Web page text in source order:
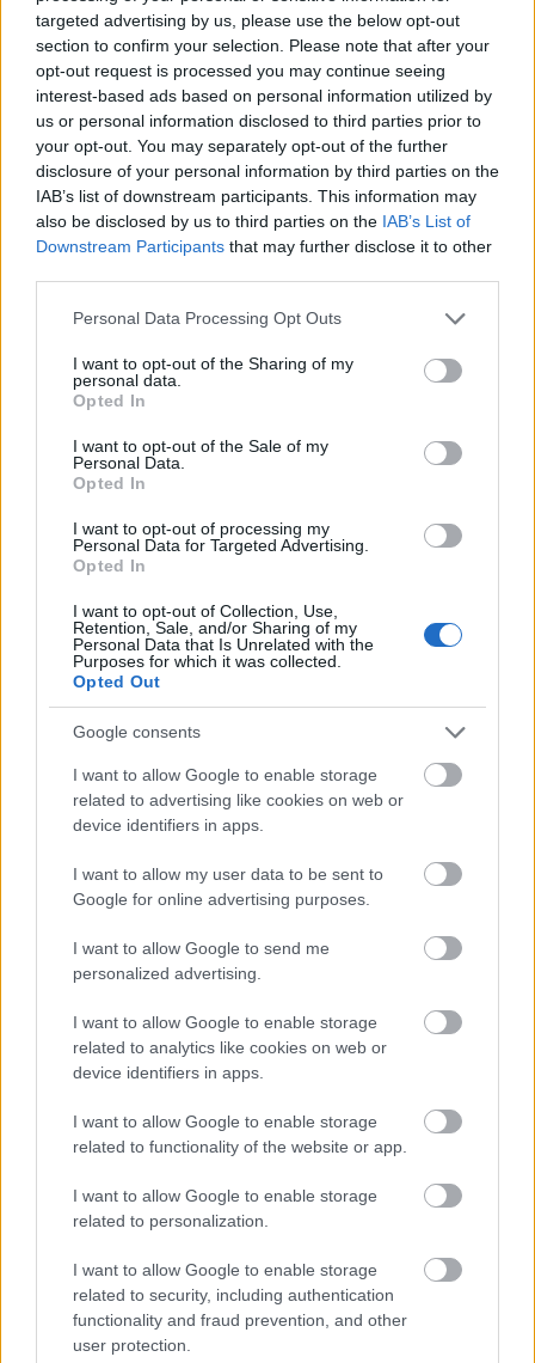
targeted advertising by us, please use the below opt-out
section to confirm your selection. Please note that after your
opt-out request is processed you may continue seeing
interest-based ads based on personal information utilized by
us or personal information disclosed to third parties prior to
your opt-out. You may separately opt-out of the further
disclosure of your personal information by third parties on the
IAB’s list of downstream participants. This information may
also be disclosed by us to third parties on the IAB’s List of
Downstream Participants that may further disclose it to other
Please note that this website/app uses one or more Google
not limited to your visit or usage behaviour. You may click to
grant or deny consent to Google and its third-party tags to
use your data for below specified purposes in below Google
consent section.
Personal Data Processing Opt Outs
I want to opt-out of the Sharing of my
personal data.
Opted In
I want to opt-out of the Sale of my
Personal Data.
Opted In
I want to opt-out of processing my
Personal Data for Targeted Advertising.
Opted In
I want to opt-out of Collection, Use,
Retention, Sale, and/or Sharing of my
Personal Data that Is Unrelated with the
Purposes for which it was collected.
Opted Out
Google consents
I want to allow Google to enable storage
related to advertising like cookies on web or
device identifiers in apps.
I want to allow my user data to be sent to
Google for online advertising purposes.
I want to allow Google to send me
personalized advertising.
I want to allow Google to enable storage
related to analytics like cookies on web or
device identifiers in apps.
I want to allow Google to enable storage
related to functionality of the website or app.
I want to allow Google to enable storage
related to personalization.
I want to allow Google to enable storage
related to security, including authentication
functionality and fraud prevention, and other
user protection.
5,8 milliárd állami támogatást
kaptak az országos listát állító
pártok
zero•2014. március 20.
Levélben fordultam a Nemzeti Választási Irodához,
hogy mennyi állami pénzt kaptak a kampányhoz az
országos listát állító pártok - pontosan. A NVI az
Államkincstárhoz irányított, mivel a
"kampánytámogatással ők foglalkoznak" ...Rendben,
elküldtem a levelet az Államkincstárnak,…
2014. március 19.
A magas szintű kormányzás mellett csak most,
utoljára jött elő a Fidesz a választási programjával.
2018-ban pontról-pontra vesszük számba, hogy mi
valósult meg belőle! Oszt' csókolom!
A kormányváltó Szupergroup
kampányfilmje
2014. március 18.
Ezzel a 3,5 perces kampányfilmmel jelentkezett a
kormányváltós-összefogásos balliberális
Szupergroup. Ezek szerint még mindig nem tanulták